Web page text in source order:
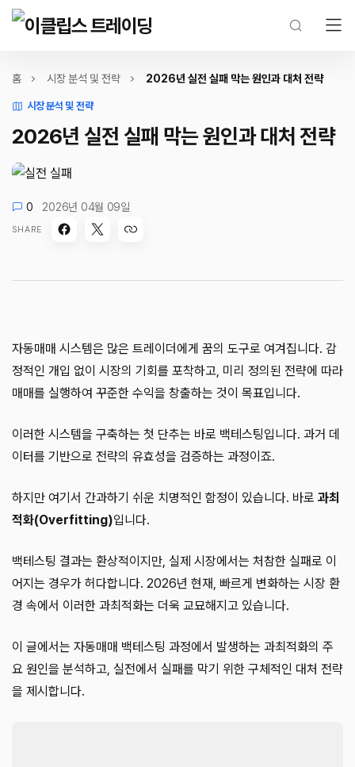
홈 시장 분석 및 전략 2026년 실전 실패 막는 원인과 대처 전략
시장 분석 및 전략
2026년 실전 실패 막는 원인과 대처 전략
0 2026년 04월 09일
SHARE
자동매매 시스템은 많은 트레이더에게 꿈의 도구로 여겨집니다. 감
정적인 개입 없이 시장의 기회를 포착하고, 미리 정의된 전략에 따라
매매를 실행하여 꾸준한 수익을 창출하는 것이 목표입니다.
이러한 시스템을 구축하는 첫 단추는 바로 백테스팅입니다. 과거 데
이터를 기반으로 전략의 유효성을 검증하는 과정이죠.
하지만 여기서 간과하기 쉬운 치명적인 함정이 있습니다. 바로 과최
적화(Overfitting)입니다.
백테스팅 결과는 환상적이지만, 실제 시장에서는 처참한 실패로 이
어지는 경우가 허다합니다. 2026년 현재, 빠르게 변화하는 시장 환
경 속에서 이러한 과최적화는 더욱 교묘해지고 있습니다.
이 글에서는 자동매매 백테스팅 과정에서 발생하는 과최적화의 주
요 원인을 분석하고, 실전에서 실패를 막기 위한 구체적인 대처 전략
을 제시합니다.